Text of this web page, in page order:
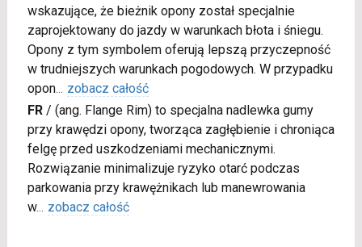
wskazujące, że bieżnik opony został specjalnie
zaprojektowany do jazdy w warunkach błota i śniegu.
Opony z tym symbolem oferują lepszą przyczepność
w trudniejszych warunkach pogodowych. W przypadku
opon... zobacz całość
FR/ (ang. Flange Rim) to specjalna nadlewka gumy
przy krawędzi opony, tworząca zagłębienie i chroniąca
felgę przed uszkodzeniami mechanicznymi.
Rozwiązanie minimalizuje ryzyko otarć podczas
parkowania przy krawężnikach lub manewrowania
w... zobacz całość